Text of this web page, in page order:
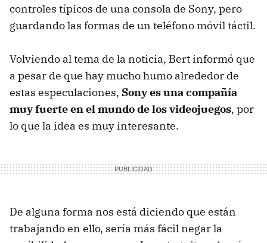
controles típicos de una consola de Sony, pero
guardando las formas de un teléfono móvil táctil.
Volviendo al tema de la noticia, Bert informó que
a pesar de que hay mucho humo alrededor de
estas especulaciones, Sony es una compañía
muy fuerte en el mundo de los videojuegos, por
lo que la idea es muy interesante.
De alguna forma nos está diciendo que están
trabajando en ello, sería más fácil negar la